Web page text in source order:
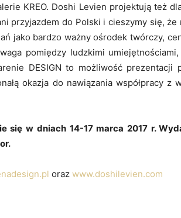
KREO. Doshi Levien projektują też
przyjazdem do Polski i cieszymy się, że
jako bardzo ważny ośrodek twórczy,
pomiędzy ludzkimi
DESIGN to możliwość prezentacji
okazja do nawiązania współpracy z
się w dniach 14-17 marca 2017 r.
oraz www.doshilevien.com